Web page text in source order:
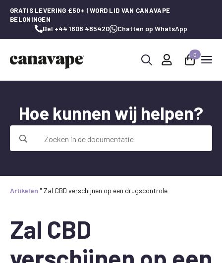
GRATIS LEVERING £50+ | WORD LID VAN CANAVAPE
BELONINGEN
Bel +44 1608 485420 Chatten op WhatsApp
0
Hoe kunnen wij helpen?
naar:
Artikelen " Zal CBD verschijnen op een drugscontrole
Zal CBD